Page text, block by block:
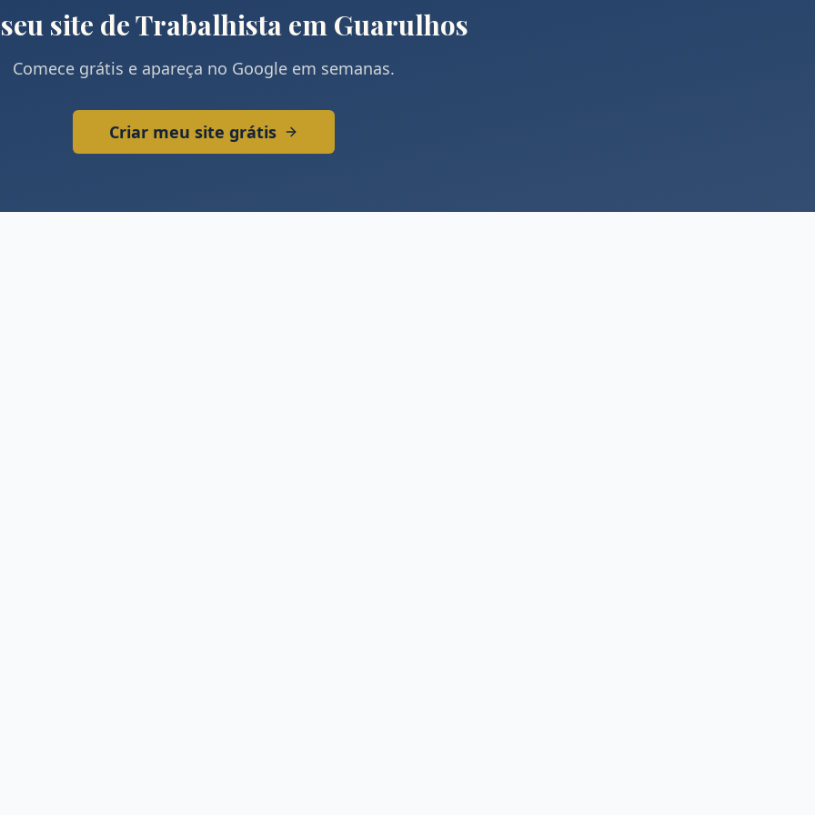
site deTrabalhistaem Guarulhos
Comece grátis e apareça no Google em semanas.
Criar meu site grátis